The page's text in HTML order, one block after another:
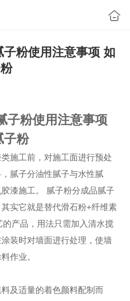
粉使用注意事项 如
子粉使用注意事项
子粉
施工前，对施工面进行预处
腻子分油性腻子与水性腻
漆施工。 腻子粉分成品腻子
实它就是替代滑石粉+纤维素
产品，用法只需加入清水搅
装时对墙面进行处理，使墙
作业。
及适量的着色颜料配制而